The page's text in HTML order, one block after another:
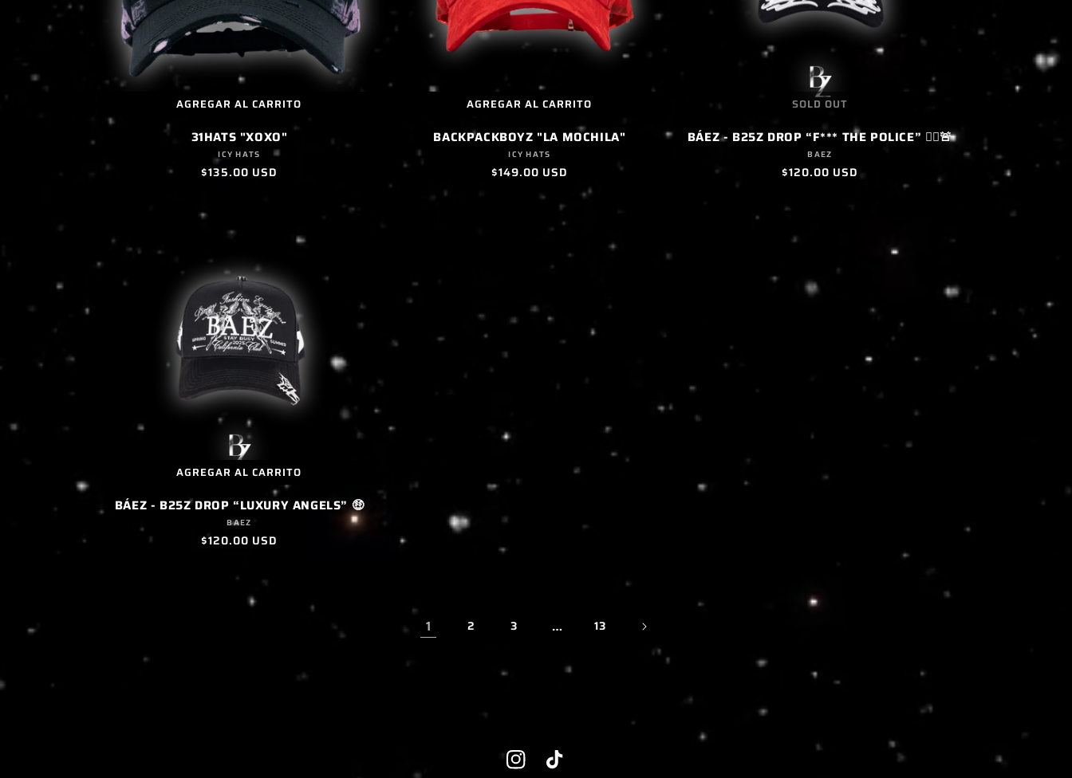
AGREGAR AL CARRITO
31HATS "XOXO"
Proveedor:
ICY HATS
Precio
$135.00 USD
AGREGAR AL CARRITO
BACKPACKBOYZ "LA MOCHILA"
Proveedor:
ICY HATS
Precio
$149.00 USD
SOLD OUT
BÁEZ - B25Z DROP “F*** THE POLICE” 🏃‍♂️🚨
Proveedor:
BAEZ
Precio
$120.00 USD
AGREGAR AL CARRITO
BÁEZ - B25Z DROP “LUXURY ANGELS” 🤑
Proveedor:
BAEZ
Precio
$120.00 USD
1 2 3 … 13
InstagramTikTok